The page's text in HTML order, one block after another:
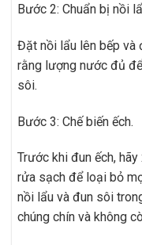
Bước 2: Chuẩn bị nồi
Đặt nồi lẩu lên bếp và
rằng lượng nước đủ
sôi.
Bước 3: Chế biến ếch.
Trước khi đun ếch,
rửa sạch để loại bỏ
nồi lẩu và đun sôi
chúng chín và không